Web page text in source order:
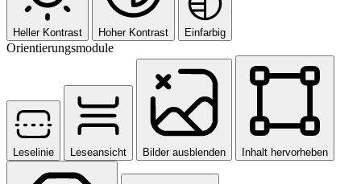
Heller Kontrast Hoher Kontrast Einfarbig
Orientierungsmodule
Leselinie Leseansicht Bilder ausblenden Inhalt hervorheben